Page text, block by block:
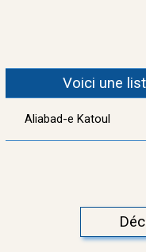
Voici une
Aliabad-e Katoul